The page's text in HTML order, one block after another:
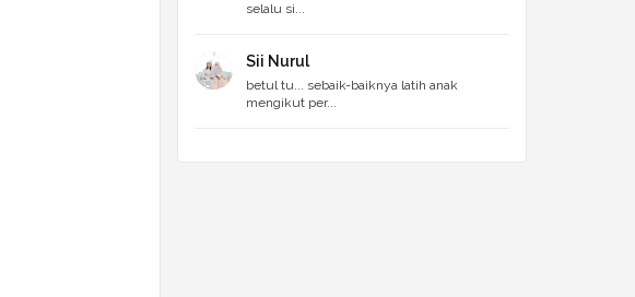
selalu si...
Sii Nurul
betul tu... sebaik-baiknya latih anak
mengikut per...